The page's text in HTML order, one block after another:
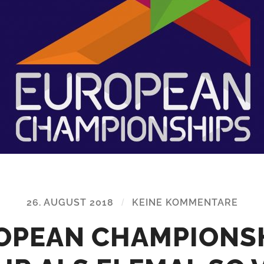
26. AUGUST 2018 / KEINE KOMMENTARE